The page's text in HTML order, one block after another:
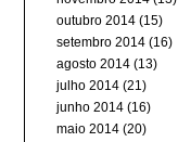
outubro 2014 (15)
setembro 2014 (16)
agosto 2014 (13)
julho 2014 (21)
junho 2014 (16)
maio 2014 (20)